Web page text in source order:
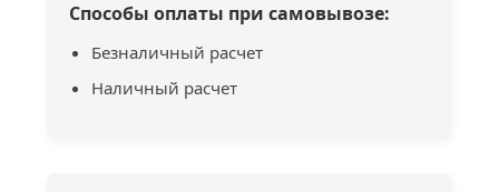
Способы оплаты при самовывозе:
Безналичный расчет
Наличный расчет